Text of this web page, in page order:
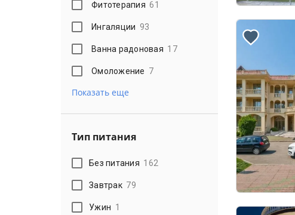
Фитотерапия 61
Ингаляции 93
Ванна радоновая 17
Омоложение 7
Показать еще
Тип питания
Без питания 162
Завтрак 79
Ужин 1